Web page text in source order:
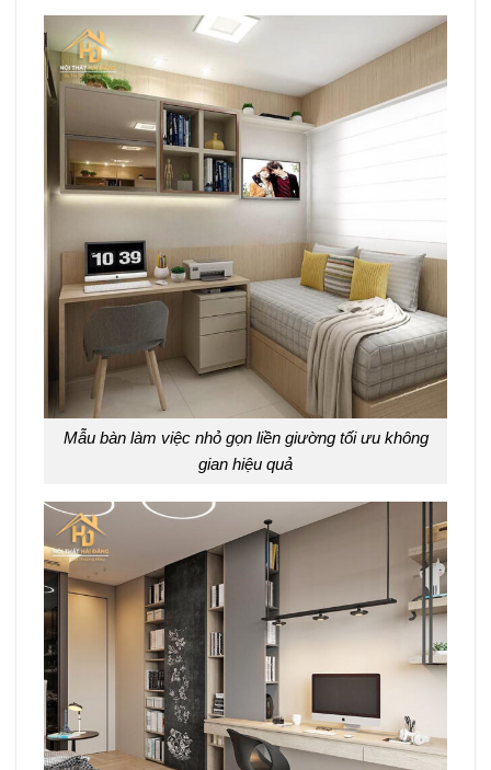
Mẫu bàn làm việc nhỏ gọn liền giường tối ưu không
gian hiệu quả